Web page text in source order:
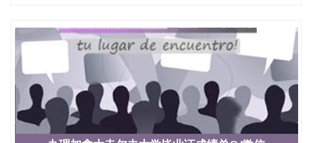
品部做成品； 6、成品做好拍照或者视频确认再付余
款； 7、快递给客户（国内顺丰，国外DHL）。 三、
真实网上可查的证明材料 1、教育部学历学位认证，
留服真实存档可查，存档。 2、留学回国人员证明
（使馆认证），使馆网站真实存档可查。 3、留信网
真实可查认证办理，存档可查，终身受用。 四、办理
流程农业科学院、艺术与建筑学院、商学院、交流学
院、地球及物质科学院、教育学院、工程学院、健康